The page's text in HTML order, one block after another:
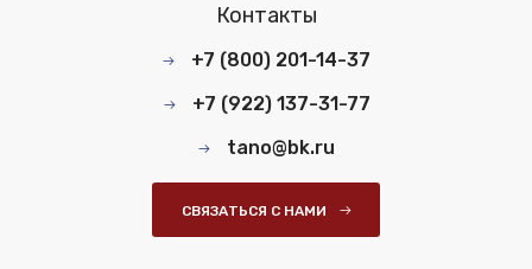
Контакты
+7 (800) 201-14-37
+7 (922) 137-31-77
tano@bk.ru
СВЯЗАТЬСЯ С НАМИ